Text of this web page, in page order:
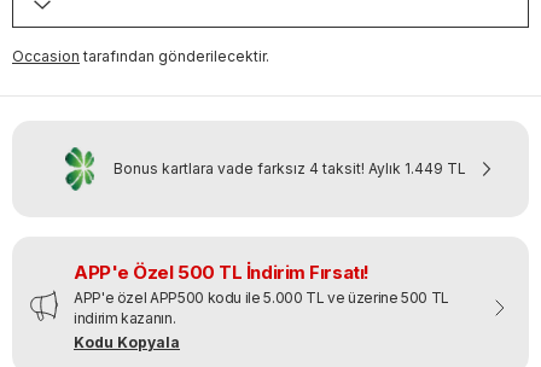
Occasion tarafından gönderilecektir.
Bonus kartlara vade farksız 4 taksit! Aylık 1.449 TL
APP'e Özel 500 TL İndirim Fırsatı!
APP'e özel APP500 kodu ile 5.000 TL ve üzerine 500 TL
indirim kazanın.
Kodu Kopyala